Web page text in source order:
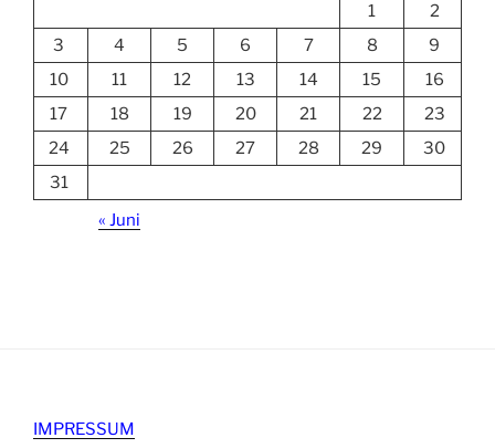
1
2
3
4 5 6 7 8
9
10
11 12 13 14 15
16
17
18 19 20 21 22
23
24
25 26 27 28 29
30
31
« Juni
IMPRESSUM